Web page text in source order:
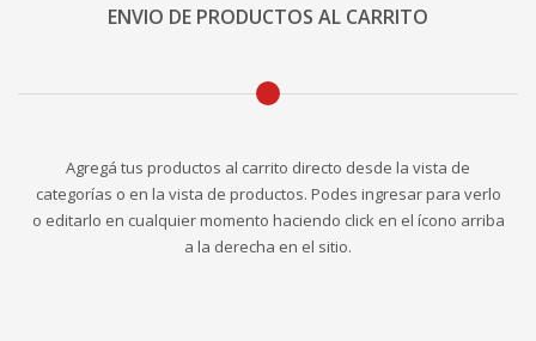
ENVIO DE PRODUCTOS AL CARRITO
Agregá tus productos al carrito directo desde la vista de
categorías o en la vista de productos. Podes ingresar para verlo
o editarlo en cualquier momento haciendo click en el ícono arriba
a la derecha en el sitio.